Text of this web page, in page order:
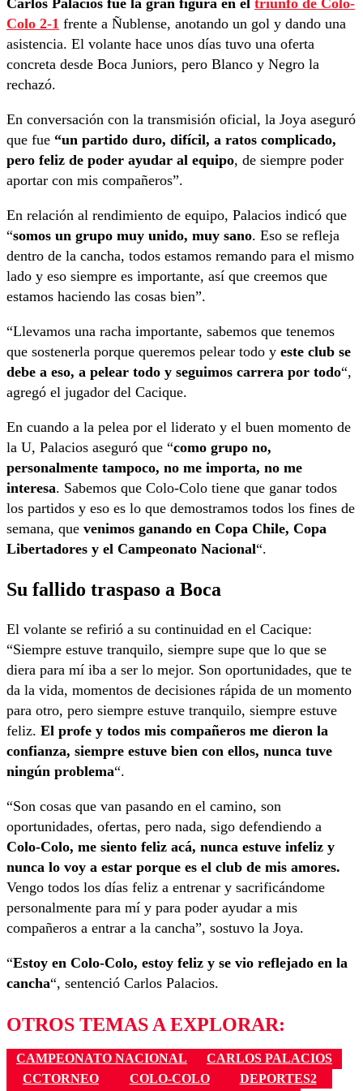
Colo 2-1 frente a Ñublense, anotando un gol y dando una
asistencia. El volante hace unos días tuvo una oferta
concreta desde Boca Juniors, pero Blanco y Negro la
rechazó.
En conversación con la transmisión oficial, la Joya aseguró
que fue “un partido duro, difícil, a ratos complicado,
pero feliz de poder ayudar al equipo, de siempre poder
aportar con mis compañeros”.
En relación al rendimiento de equipo, Palacios indicó que
“somos un grupo muy unido, muy sano. Eso se refleja
dentro de la cancha, todos estamos remando para el mismo
lado y eso siempre es importante, así que creemos que
estamos haciendo las cosas bien”.
“Llevamos una racha importante, sabemos que tenemos
que sostenerla porque queremos pelear todo y este club se
debe a eso, a pelear todo y seguimos carrera por todo“,
agregó el jugador del Cacique.
En cuando a la pelea por el liderato y el buen momento de
la U, Palacios aseguró que “como grupo no,
personalmente tampoco, no me importa, no me
interesa. Sabemos que Colo-Colo tiene que ganar todos
los partidos y eso es lo que demostramos todos los fines de
semana, que venimos ganando en Copa Chile, Copa
Libertadores y el Campeonato Nacional“.
Su fallido traspaso a Boca
El volante se refirió a su continuidad en el Cacique:
“Siempre estuve tranquilo, siempre supe que lo que se
diera para mí iba a ser lo mejor. Son oportunidades, que te
da la vida, momentos de decisiones rápida de un momento
para otro, pero siempre estuve tranquilo, siempre estuve
feliz. El profe y todos mis compañeros me dieron la
confianza, siempre estuve bien con ellos, nunca tuve
ningún problema“.
“Son cosas que van pasando en el camino, son
oportunidades, ofertas, pero nada, sigo defendiendo a
Colo-Colo, me siento feliz acá, nunca estuve infeliz y
nunca lo voy a estar porque es el club de mis amores.
Vengo todos los días feliz a entrenar y sacrificándome
personalmente para mí y para poder ayudar a mis
compañeros a entrar a la cancha”, sostuvo la Joya.
“Estoy en Colo-Colo, estoy feliz y se vio reflejado en la
cancha“, sentenció Carlos Palacios.
OTROS TEMAS A EXPLORAR:
CAMPEONATO NACIONAL
CARLOS PALACIOS
CCTORNEO
COLO-COLO
DEPORTES2